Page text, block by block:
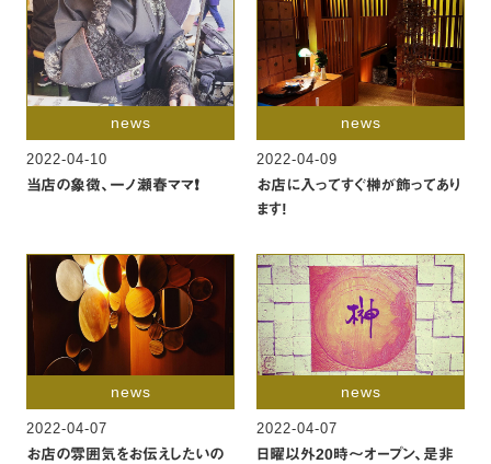
news
2022-04-10
当店の象徴、一ノ瀬春ママ❗️
news
2022-04-09
お店に入ってすぐ榊が飾ってあり
ます!
news
2022-04-07
お店の雰囲気をお伝えしたいの
news
2022-04-07
日曜以外20時〜オープン、是非